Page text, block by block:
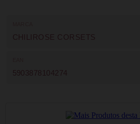
CHILIROSE CORSETS
5903878104274